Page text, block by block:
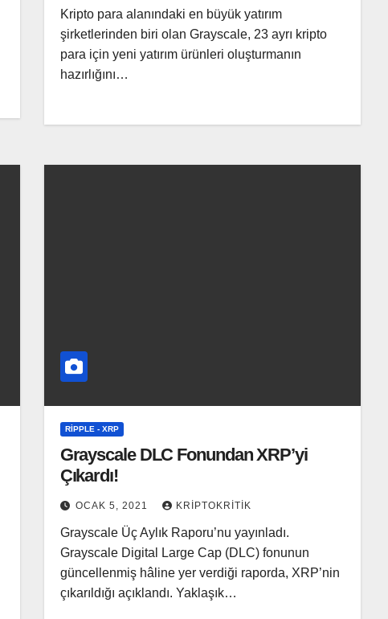
Kripto para alanındaki en büyük yatırım
şirketlerinden biri olan Grayscale, 23 ayrı kripto
para için yeni yatırım ürünleri oluşturmanın
hazırlığını…
RIPPLE - XRP
Grayscale DLC Fonundan XRP’yi
Çıkardı!
OCAK 5, 2021 KRIPTOKRITIK
Grayscale Üç Aylık Raporu’nu yayınladı.
Grayscale Digital Large Cap (DLC) fonunun
güncellenmiş hâline yer verdiği raporda, XRP’nin
çıkarıldığı açıklandı. Yaklaşık…